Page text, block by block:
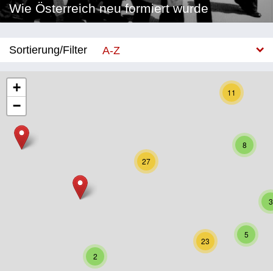
Wie Österreich neu formiert wurde
Sortierung/Filter
A-Z
Kärnten
8
23
27
3
2
11
5
+
−